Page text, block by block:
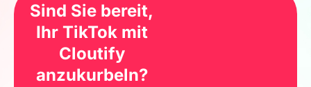
Sind Sie bereit,
Ihr TikTok mit
Cloutify
anzukurbeln?